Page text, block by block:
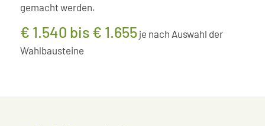
gemacht werden.
€ 1.540 bis € 1.655je nach Auswahl der
Wahlbausteine